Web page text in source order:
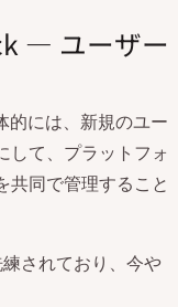
— ユーザー
的には、新規のユー
して、プラットフォ
共同で管理すること
されており、今や